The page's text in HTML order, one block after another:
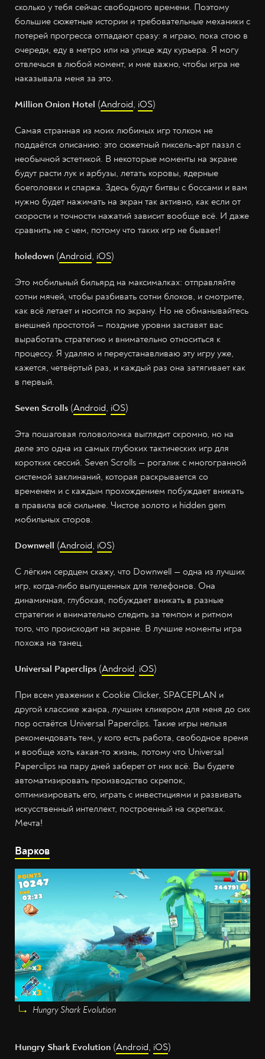
сколько у тебя сейчас свободного времени. Поэтому
большие сюжетные истории и требовательные механики с
потерей прогресса отпадают сразу: я играю, пока стою в
очереди, еду в метро или на улице жду курьера. Я могу
отвлечься в любой момент, и мне важно, чтобы игра не
наказывала меня за это.
Million Onion Hotel (Android, iOS)
Самая странная из моих любимых игр толком не
поддаётся описанию: это сюжетный пиксель-арт паззл с
необычной эстетикой. В некоторые моменты на экране
будут расти лук и арбузы, летать коровы, ядерные
боеголовки и спаржа. Здесь будут битвы с боссами и вам
нужно будет нажимать на экран так активно, как если от
скорости и точности нажатий зависит вообще всё. И даже
сравнить не с чем, потому что таких игр не бывает!
holedown (Android, iOS)
Это мобильный бильярд на максималках: отправляйте
сотни мячей, чтобы разбивать сотни блоков, и смотрите,
как всё летает и носится по экрану. Но не обманывайтесь
внешней простотой — поздние уровни заставят вас
выработать стратегию и внимательно относиться к
процессу. Я удаляю и переустанавливаю эту игру уже,
кажется, четвёртый раз, и каждый раз она затягивает как
в первый.
Seven Scrolls (Android, iOS)
Эта пошаговая головоломка выглядит скромно, но на
деле это одна из самых глубоких тактических игр для
коротких сессий. Seven Scrolls — рогалик с многогранной
системой заклинаний, которая раскрывается со
временем и с каждым прохождением побуждает вникать
в правила всё сильнее. Чистое золото и hidden gem
мобильных сторов.
Downwell (Android, iOS)
С лёгким сердцем скажу, что Downwell — одна из лучших
игр, когда-либо выпущенных для телефонов. Она
динамичная, глубокая, побуждает вникать в разные
стратегии и внимательно следить за темпом и ритмом
того, что происходит на экране. В лучшие моменты игра
похожа на танец.
Universal Paperclips (Android, iOS)
При всем уважении к Cookie Clicker, SPACEPLAN и
другой классике жанра, лучшим кликером для меня до сих
пор остаётся Universal Paperclips. Такие игры нельзя
рекомендовать тем, у кого есть работа, свободное время
и вообще хоть какая-то жизнь, потому что Universal
Paperclips на пару дней заберет от них всё. Вы будете
автоматизировать производство скрепок,
оптимизировать его, играть с инвестициями и развивать
искусственный интеллект, построенный на скрепках.
Мечта!
Варков
Hungry Shark Evolution
Hungry Shark Evolution (Android, iOS)